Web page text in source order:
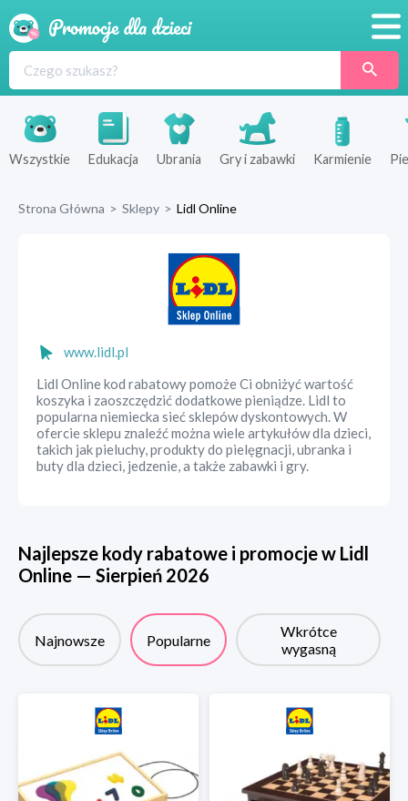
Produkty
Sklepy
Wszystkie Edukacja Ubrania Gry i zabawki Karmienie
Strona Główna > Sklepy > Lidl Online
www.lidl.pl
Lidl Online kod rabatowy pomoże Ci obniżyć wartość
koszyka i zaoszczędzić dodatkowe pieniądze. Lidl to
popularna niemiecka sieć sklepów dyskontowych. W
ofercie sklepu znaleźć można wiele artykułów dla dzieci,
takich jak pieluchy, produkty do pielęgnacji, ubranka i
buty dla dzieci, jedzenie, a także zabawki i gry.
Najlepsze kody rabatowe i promocje w Lidl
Online — Sierpień 2026
Najnowsze Popularne
Wkrótce
wygasną